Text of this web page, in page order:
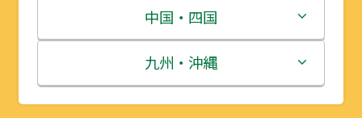
宮城県
秋田県
山形県
群馬県
埼玉県
千葉県
富山県
石川県
福井県
三重県
滋賀県
京都府
中国・四国
鳥取県
島根県
九州・沖縄
福岡県